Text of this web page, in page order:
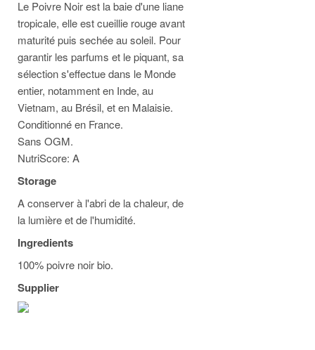
Le Poivre Noir est la baie d'une liane
tropicale, elle est cueillie rouge avant
maturité puis sechée au soleil. Pour
garantir les parfums et le piquant, sa
sélection s'effectue dans le Monde
entier, notamment en Inde, au
Vietnam, au Brésil, et en Malaisie.
Conditionné en France.
Sans OGM.
NutriScore: A
Storage
A conserver à l'abri de la chaleur, de
la lumière et de l'humidité.
Ingredients
100% poivre noir bio.
Supplier